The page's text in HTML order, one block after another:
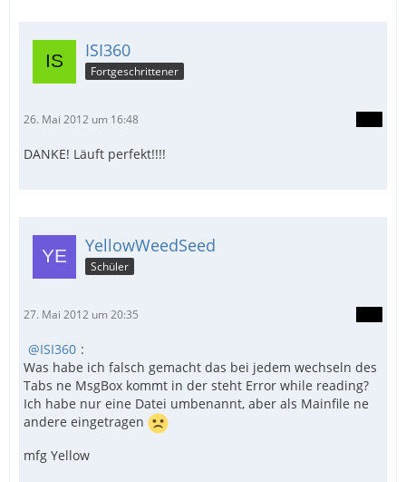
ISI360
Fortgeschrittener
26. Mai 2012 um 16:48
DANKE! Läuft perfekt!!!!
YellowWeedSeed
Schüler
27. Mai 2012 um 20:35
ISI360 :
Was habe ich falsch gemacht das bei jedem wechseln des
Tabs ne MsgBox kommt in der steht Error while reading?
Ich habe nur eine Datei umbenannt, aber als Mainfile ne
andere eingetragen
mfg Yellow